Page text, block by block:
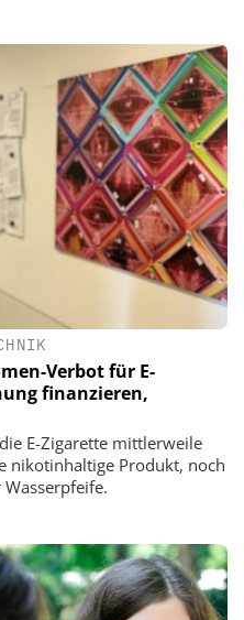
Verbot für E-
finanzieren,
E-Zigarette mittlerweile
nikotinhaltige Produkt, noch